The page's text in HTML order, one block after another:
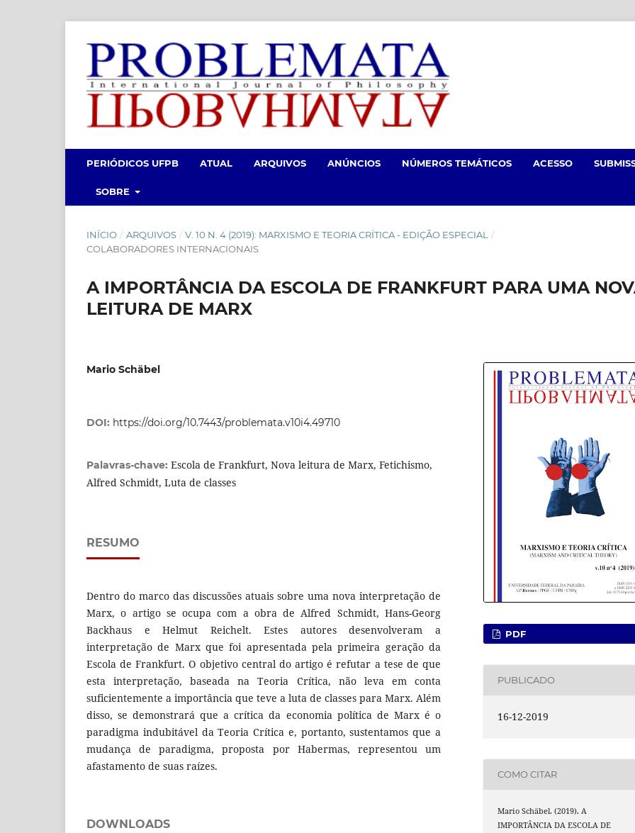
PERIÓDICOS UFPB ATUAL ARQUIVOS ANÚNCIOS NÚMEROS TEMÁTICOS ACESSO
SOBRE
INÍCIO / ARQUIVOS / V. 10 N. 4 (2019): MARXISMO E TEORIA CRÍTICA - EDIÇÃO ESPECIAL
/
COLABORADORES INTERNACIONAIS
A IMPORTÂNCIA DA ESCOLA DE FRANKFURT PARA UMA
LEITURA DE MARX
Mario Schäbel
DOI: https://doi.org/10.7443/problemata.v10i4.49710
Palavras-chave: Escola de Frankfurt, Nova leitura de Marx, Fetichismo,
Alfred Schmidt, Luta de classes
RESUMO
Dentro do marco das discussões atuais sobre uma nova interpretação de
Marx, o artigo se ocupa com a obra de Alfred Schmidt, Hans-Georg
Backhaus e Helmut Reichelt. Estes autores desenvolveram a
interpretação de Marx que foi apresentada pela primeira geração da
Escola de Frankfurt. O objetivo central do artigo é refutar a tese de que
esta interpretação, baseada na Teoria Crítica, não leva em conta
suficientemente a importância que teve a luta de classes para Marx. Além
disso, se demonstrará que a crítica da economia política de Marx é o
paradigma indubitável da Teoria Crítica e, portanto, sustentamos que a
mudança de paradigma, proposta por Habermas, representou um
afastamento de suas raízes.
DOWNLOADS
PDF
PUBLICADO
16-12-2019
COMO CITAR
Mario Schäbel. (2019). A
IMPORTÂNCIA DA ESCOLA DE